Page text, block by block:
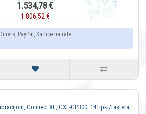
1.534,78 €
1.806,52 €
Diners, PayPal, Kartice na rate